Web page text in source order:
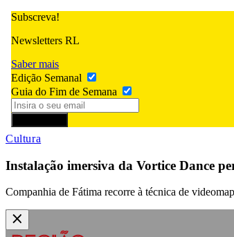
Subscreva!
Newsletters RL
Saber mais
Edição Semanal
Guia do Fim de Semana
Cultura
Instalação imersiva da Vortice Dance
Companhia de Fátima recorre à técnica de